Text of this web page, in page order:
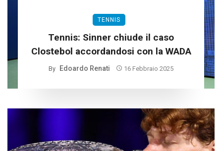
TENNIS
Tennis: Sinner chiude il caso
Clostebol accordandosi con la WADA
By Edoardo Renati 16 Febbraio 2025